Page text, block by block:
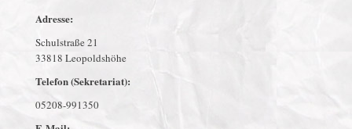
Adresse:
Schulstraße 21
33818 Leopoldshöhe
Telefon (Sekretariat):
05208-991350